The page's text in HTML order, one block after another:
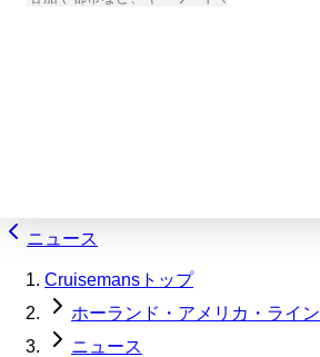
ニュース
Cruisemansトップ
ホーランド・アメリカ・ライン
ニュース